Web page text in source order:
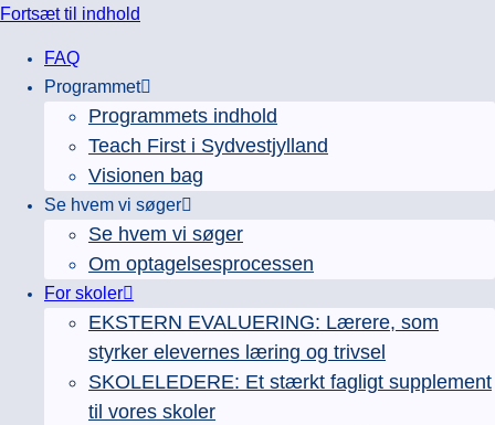
Fortsæt til indhold
FAQ
Programmet
Programmets indhold
Teach First i Sydvestjylland
Visionen bag
Se hvem vi søger
Se hvem vi søger
Om optagelsesprocessen
For skoler
EKSTERN EVALUERING: Lærere, som
styrker elevernes læring og trivsel
SKOLELEDERE: Et stærkt fagligt supplement
til vores skoler